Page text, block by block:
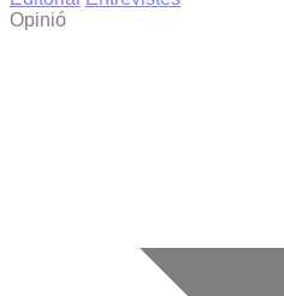
Opinió